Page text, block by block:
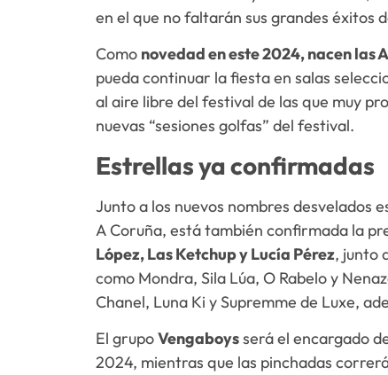
en el que no faltarán sus grandes éxitos
Como novedad en este 2024, nacen
pueda continuar la fiesta en salas
al aire libre del festival de las que muy
nuevas “sesiones golfas” del festival.
Estrellas ya confirmadas
Junto a los nuevos nombres desvelados
A Coruña, está también confirmada la
López, Las Ketchup y Lucía Pérez, junto
como Mondra, Sila Lúa, O Rabelo y
Chanel, Luna Ki y Supremme de Luxe,
El grupoVengaboysserá el encargado
2024, mientras que las pinchadas